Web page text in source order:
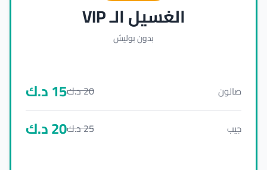
الغسيل الـ VIP
بدون بوليش
صالون 20د.ك15د.ك
جيب 25د.ك20د.ك